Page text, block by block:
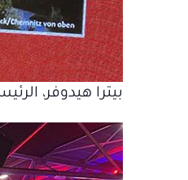
بيترا هيدوفر،